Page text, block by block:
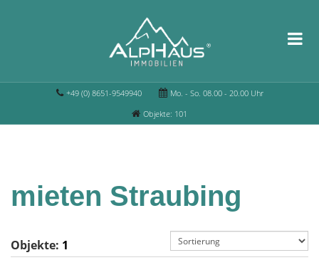
+49 (0) 8651-9549940
Mo. - So. 08.00 - 20.00 Uhr
Objekte: 101
mieten Straubing
Objekte: 1